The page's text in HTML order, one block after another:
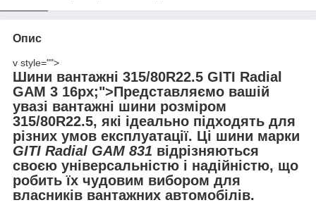
Опис
v style="">
Шини вантажні 315/80R22.5 GITI Radial
GAM 3 16px;">Представляємо вашій
увазі вантажні шини розміром
315/80R22.5, які ідеально підходять для
різних умов експлуатації. Ці шини марки
GITI Radial GAM 831 відрізняються
своєю універсальністю і надійністю, що
робить їх чудовим вибором для
власників вантажних автомобілів.